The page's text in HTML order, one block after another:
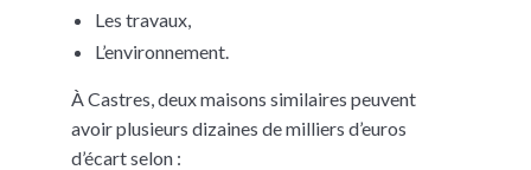
Les travaux,
L’environnement.
À Castres, deux maisons similaires peuvent
avoir plusieurs dizaines de milliers d’euros
d’écart selon :